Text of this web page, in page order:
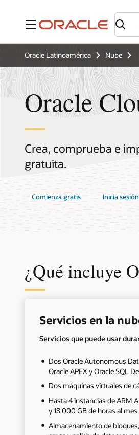
Menú
Oracle Latinoamérica Nube
Oracle
Crea, comprueba e
gratuita.
Comienza gratis Inicia
¿Qué incluye
Servicios en la
Servicios que puede usar
Dos Oracle Autonomous
Oracle APEX y Oracle SQL
Dos máquinas virtuales de
Hasta 4 instancias de ARM
y 18 000 GB de horas al mes
Almacenamiento de